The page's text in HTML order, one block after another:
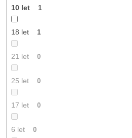
10 let 1
18 let 1
21 let 0
25 let 0
17 let 0
6 let 0